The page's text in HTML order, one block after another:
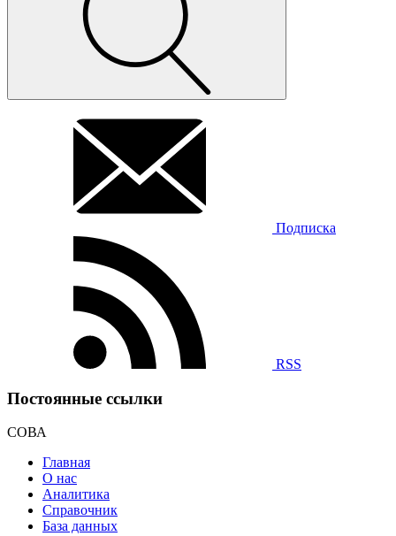
Подписка
RSS
Постоянные ссылки
СОВА
Главная
О нас
Аналитика
Справочник
База данных